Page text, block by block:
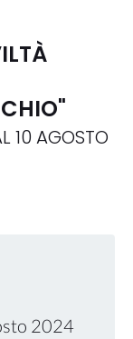
10 AGOSTO
2024